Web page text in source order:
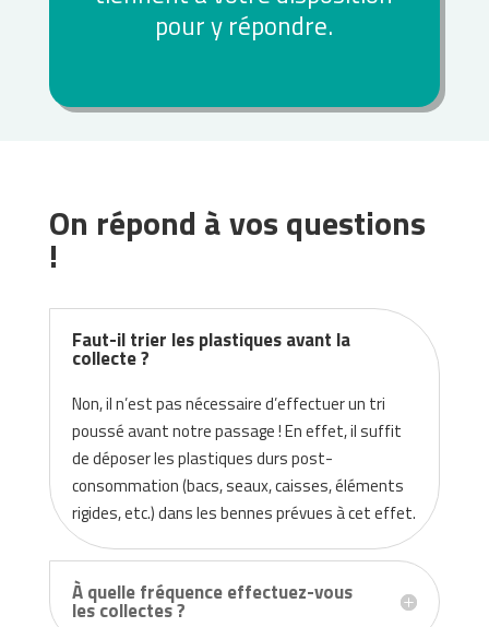
pour y répondre.
On répond à vos questions
!
Faut-il trier les plastiques avant la
collecte ?
Non, il n’est pas nécessaire d’effectuer un tri
poussé avant notre passage ! En effet, il suffit
de déposer les plastiques durs post-
consommation (bacs, seaux, caisses, éléments
rigides, etc.) dans les bennes prévues à cet effet.
À quelle fréquence effectuez-vous
les collectes ?